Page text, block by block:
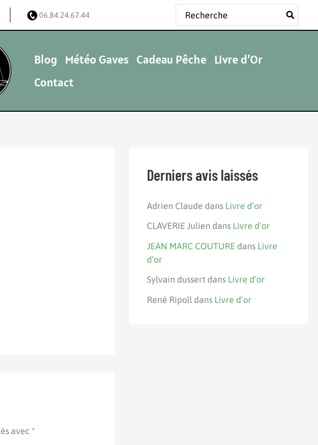
06.84.24.67.44
Rechercher:
Blog Météo Gaves Cadeau Pêche Livre d’Or
Contact
avec *
Derniers avis laissés
Adrien Claude dans Livre d’or
CLAVERIE Julien dans Livre d’or
JEAN MARC COUTURE dans Livre
d’or
Sylvain dussertdans Livre d’or
René Ripolldans Livre d’or